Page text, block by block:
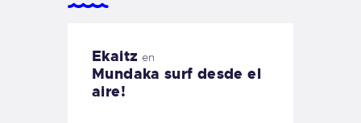
Ekaitz en
Mundaka surf desde el
aire!